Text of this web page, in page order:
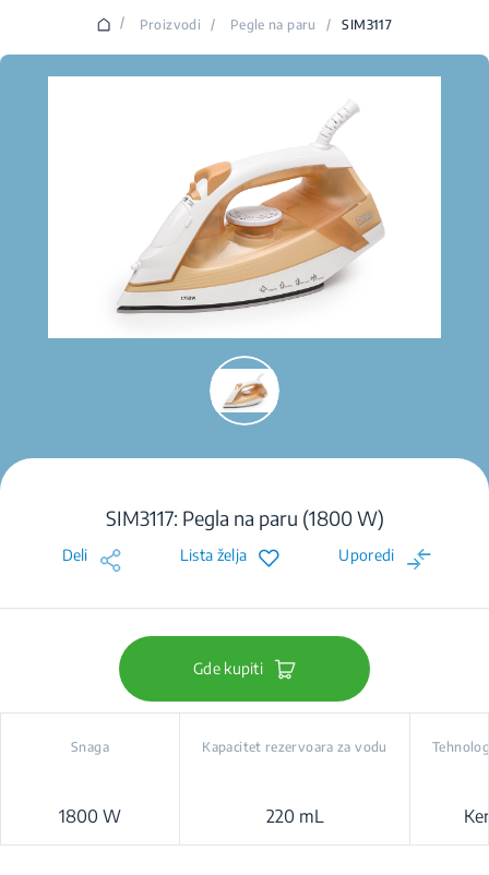
/ Proizvodi / Pegle na paru / SIM3117
SIM3117: Pegla na paru (1800 W)
Deli Lista želja Uporedi
Gde kupiti
Snaga
1800 W
Kapacitet rezervoara za vodu
220 mL